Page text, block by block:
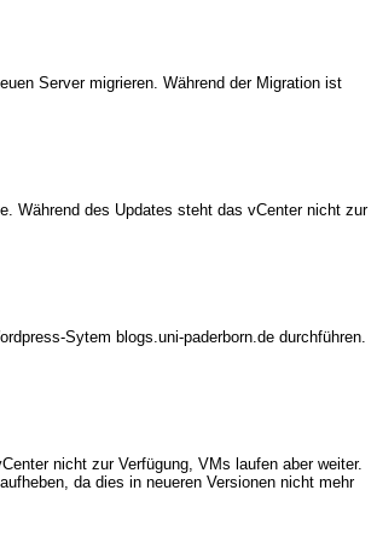
Server migrieren. Während der Migration ist
Während des Updates steht das vCenter nicht zur
Sytem blogs.uni-paderborn.de durchführen.
nicht zur Verfügung, VMs laufen aber weiter.
da dies in neueren Versionen nicht mehr